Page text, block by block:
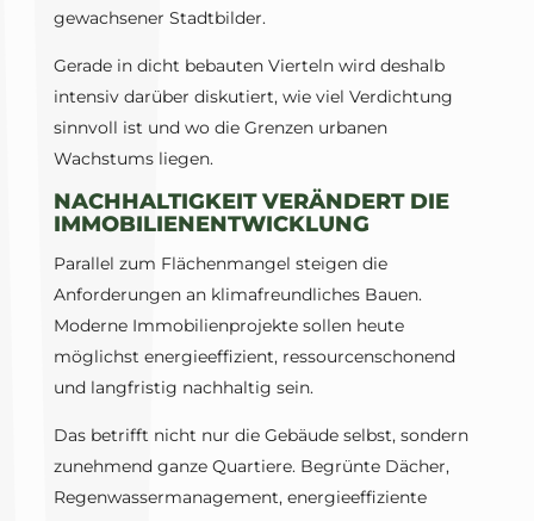
gewachsener Stadtbilder.
Gerade in dicht bebauten Vierteln wird deshalb
intensiv darüber diskutiert, wie viel Verdichtung
sinnvoll ist und wo die Grenzen urbanen
Wachstums liegen.
NACHHALTIGKEIT VERÄNDERT DIE
IMMOBILIENENTWICKLUNG
Parallel zum Flächenmangel steigen die
Anforderungen an klimafreundliches Bauen.
Moderne Immobilienprojekte sollen heute
möglichst energieeffizient, ressourcenschonend
und langfristig nachhaltig sein.
Das betrifft nicht nur die Gebäude selbst, sondern
zunehmend ganze Quartiere. Begrünte Dächer,
Regenwassermanagement, energieeffiziente